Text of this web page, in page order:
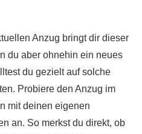
Anzug bringt dir dieser
du aber ohnehin ein neues
du gezielt auf solche
Probiere den Anzug im
mit deinen eigenen
an. So merkst du direkt, ob